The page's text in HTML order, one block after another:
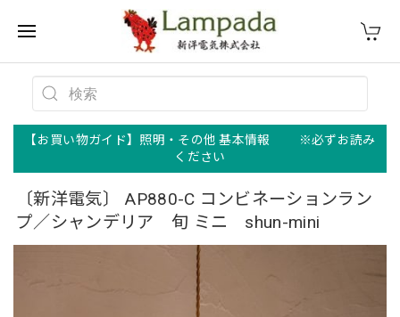
【お買い物ガイド】照明・その他 基本情報 ※必ずお読み
ください
〔新洋電気〕 AP880-C コンビネーションラン
プ／シャンデリア 旬 ミニ shun-mini